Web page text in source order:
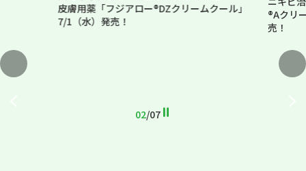
皮膚用薬「フジアロー®DZクリームクール」
7/1（水）発売！
®Aクリ
売！
02/07